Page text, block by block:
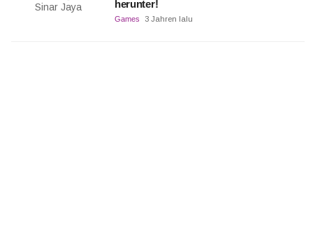
herunter!
Games 3 Jahren lalu